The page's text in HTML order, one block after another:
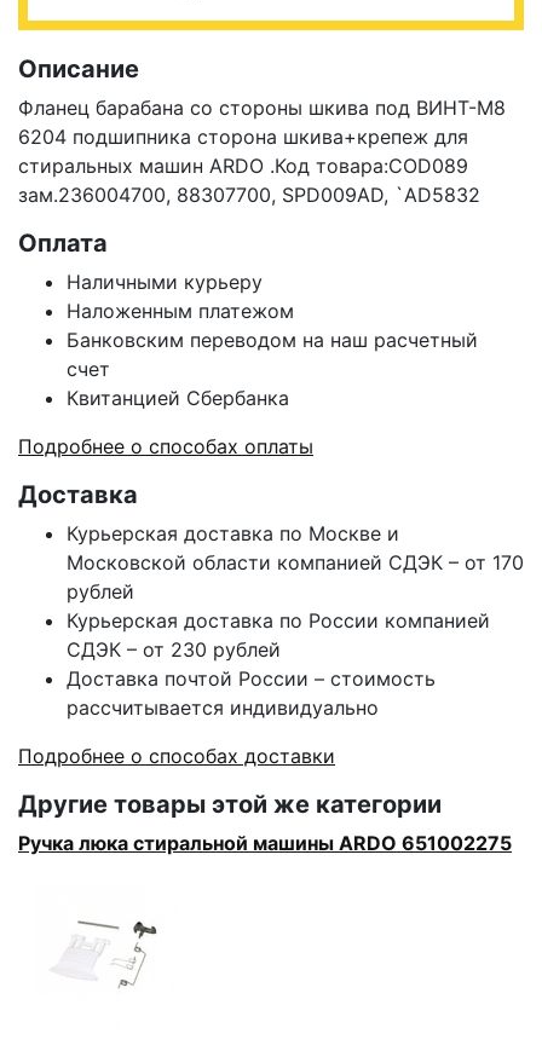
Описание
Фланец барабана со стороны шкива под ВИНТ-M8
6204 подшипника сторона шкива+крепеж для
стиральных машин ARDO .Код товара:COD089
зам.236004700, 88307700, SPD009AD, `AD5832
Оплата
Наличными курьеру
Наложенным платежом
Банковским переводом на наш расчетный
счет
Квитанцией Сбербанка
Подробнее о способах оплаты
Доставка
Курьерская доставка по Москве и
Московской области компанией СДЭК – от 170
рублей
Курьерская доставка по России компанией
СДЭК – от 230 рублей
Доставка почтой России – стоимость
рассчитывается индивидуально
Подробнее о способах доставки
Другие товары этой же категории
Ручка люка стиральной машины ARDO 651002275